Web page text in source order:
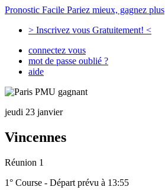
Pronostic Facile Pariez mieux, gagnez plus
> Inscrivez vous Gratuitement! <
connectez vous
mot de passe oublié ?
aide
jeudi 23 janvier
Vincennes
Réunion 1
1° Course - Départ prévu à 13:55